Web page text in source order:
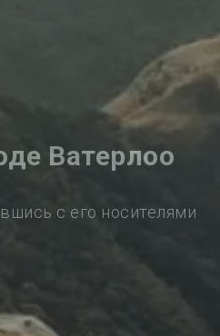
Ватерлоо
с его носителями